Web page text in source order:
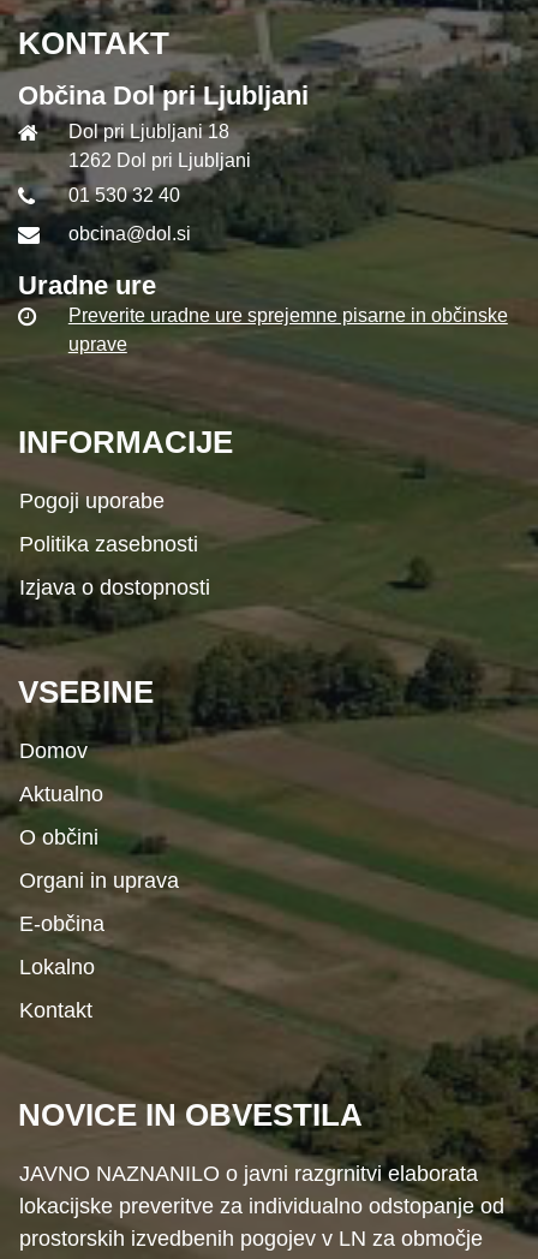
KONTAKT
Občina Dol pri Ljubljani
Dol pri Ljubljani 18
1262 Dol pri Ljubljani
01 530 32 40
obcina@dol.si
Uradne ure
Preverite uradne ure sprejemne pisarne in občinske
uprave
INFORMACIJE
Pogoji uporabe
Politika zasebnosti
Izjava o dostopnosti
VSEBINE
Domov
Aktualno
O občini
Organi in uprava
E-občina
Lokalno
Kontakt
NOVICE IN OBVESTILA
JAVNO NAZNANILO o javni razgrnitvi elaborata
lokacijske preveritve za individualno odstopanje od
prostorskih izvedbenih pogojev v LN za območje